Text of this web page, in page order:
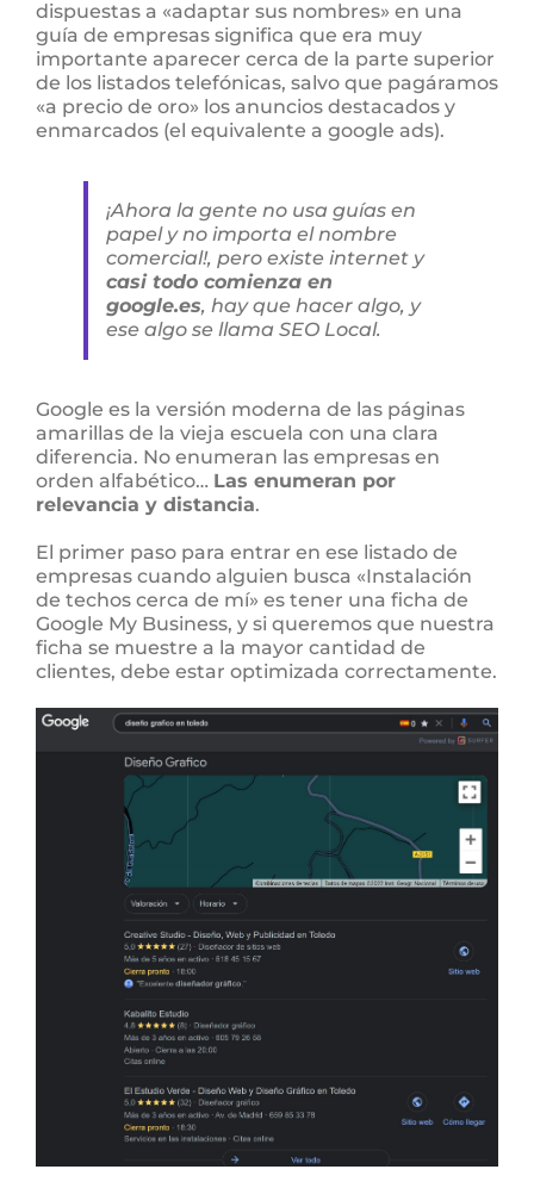
dispuestas a «adaptar sus nombres» en una
guía de empresas significa que era muy
importante aparecer cerca de la parte superior
de los listados telefónicas, salvo que pagáramos
«a precio de oro» los anuncios destacados y
enmarcados (el equivalente a google ads).
¡Ahora la gente no usa guías en
papel y no importa el nombre
comercial!, pero existe internet y
casi todo comienza en
google.es, hay que hacer algo, y
ese algo se llama SEO Local.
Google es la versión moderna de las páginas
amarillas de la vieja escuela con una clara
diferencia. No enumeran las empresas en
orden alfabético… Las enumeran por
relevancia y distancia.
El primer paso para entrar en ese listado de
empresas cuando alguien busca «Instalación
de techos cerca de mí» es tener una ficha de
Google My Business, y si queremos que nuestra
ficha se muestre a la mayor cantidad de
clientes, debe estar optimizada correctamente.